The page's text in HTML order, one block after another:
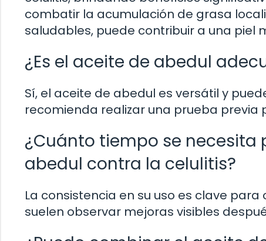
combatir la acumulación de grasa
saludables, puede contribuir a una piel
¿Es el aceite de abedul
Sí, el aceite de abedul es versátil y
recomienda realizar una prueba
¿Cuánto tiempo se necesita
abedul contra la celulitis?
La consistencia en su uso es clave
suelen observar mejoras visibles